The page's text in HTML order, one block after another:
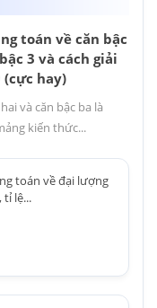
toán về căn bậc
3 và cách giải
(cực hay)
và căn bậc ba là
kiến thức...
toán về đại lượng
tỉ lệ...